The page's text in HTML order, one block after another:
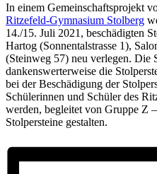
In einem Gemeinschaftsprojekt
Ritzefeld-Gymnasium Stolberg
14./15. Juli 2021, beschädigten
Hartog (Sonnentalstrasse 1),
(Steinweg 57) neu verlegen. Die
dankenswerterweise die
bei der Beschädigung der
Schülerinnen und Schüler des
werden, begleitet von Gruppe Z
Stolpersteine gestalten.